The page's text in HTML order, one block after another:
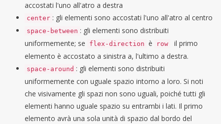
accostati l'uno all'atro a destra
center : gli elementi sono accostati l'uno all'atro al centro
space-between : gli elementi sono distribuiti
uniformemente; se
flex-direction è row
il primo
elemento è accostato a sinistra a, l'ultimo a destra.
space-around : gli elementi sono distribuiti
uniformemente con uguale spazio intorno a loro. Si noti
che visivamente gli spazi non sono uguali, poiché tutti gli
elementi hanno uguale spazio su entrambi i lati. Il primo
elemento avrà una sola unità di spazio dal bordo del